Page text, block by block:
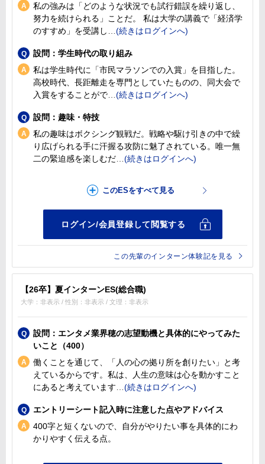
私の強みは「どのような状況でも試行錯誤を繰り返し、
努力を続けられる」ことだ。 私は大学の講義で「経済学
のすすめ」を受講し
設問：学生時代の取り組み
私は学生時代に「市民マラソンでの入賞」を目指した。
高校時代、長距離走を専門としていたものの、同大会で
入賞をすることがで
設問：趣味・特技
私の趣味はボクシング観戦だ。戦略や駆け引きの中で繰
り広げられる手に汗握る攻防に魅了されている。唯一無
二の緊迫感を楽しむだ
この先輩のインターン体験記を見る
【26卒】夏インターンES(総合職)
大学：非表示 / 性別：非表示 / 文理：非表示
設問：エンタメ業界穂の志望動機と具体的にやってみた
いこと（400）
働くことを通じて、「人の心の拠り所を創りたい」と考
えているからです。私は、人生の意味は心を動かすこと
にあると考えています
エントリーシート記入時に注意した点やアドバイス
400字と短くないので、自分がやりたい事を具体的にわ
かりやすく伝える点。